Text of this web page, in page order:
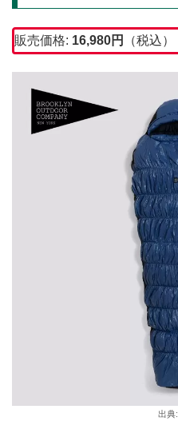
販売価格: 16,980円 （税込）
出典: